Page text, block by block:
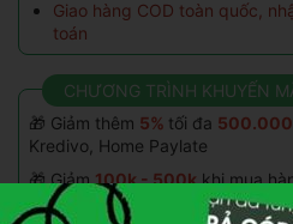
Giao hàng COD toàn quốc,
toán
CHƯƠNG TRÌNH KHUYẾN
🎁 Giảm thêm 5% tối đa
Kredivo, Home Paylate
🎁 Giảm 100k - 500k khi mua
🎁 Trả góp 0%
qua thẻ tín